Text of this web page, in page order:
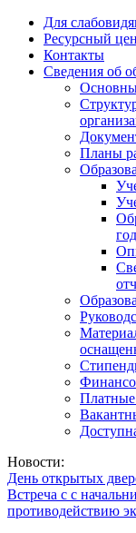
Для
Ресурсный
Контакты
Сведения об
Планы
Платные
Новости:
День открытых
Встреча с с
противодействию